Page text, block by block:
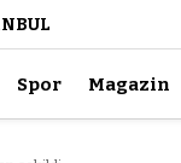
Spor Magazin